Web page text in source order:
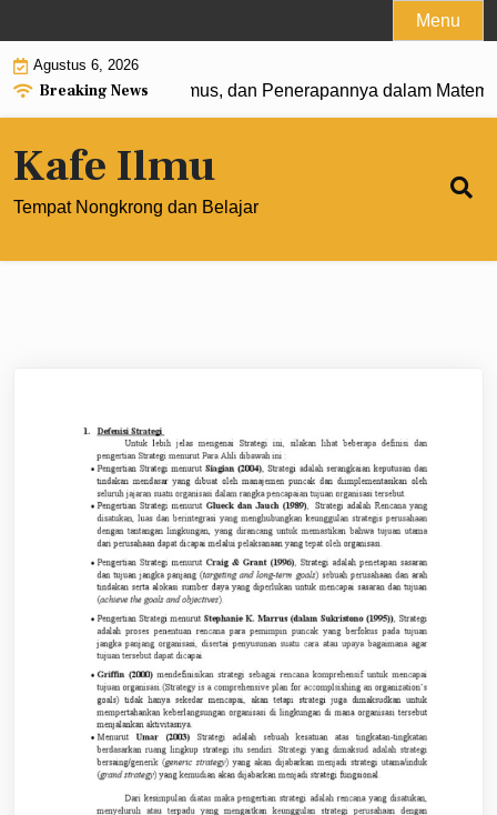
to
content
Menu
Agustus 6, 2026
Breaking News
0: Pengertian, Rumus, dan Penerapannya dalam
Kafe Ilmu
Tempat Nongkrong dan Belajar